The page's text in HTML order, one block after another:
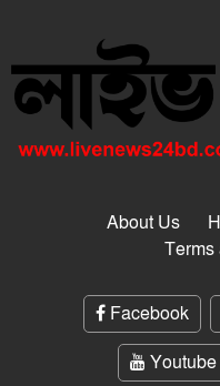
About Us
Terms
Facebook
Youtube